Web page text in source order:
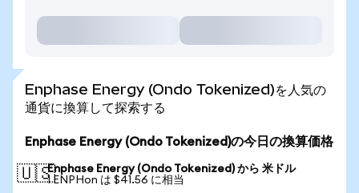
Enphase Energy (Ondo Tokenized)を人気の
通貨に換算して探索する
Enphase Energy (Ondo Tokenized)の今日の換算価格
🇺🇸Enphase Energy (Ondo Tokenized) から 米ドル
1 ENPHon は $41.56 に相当